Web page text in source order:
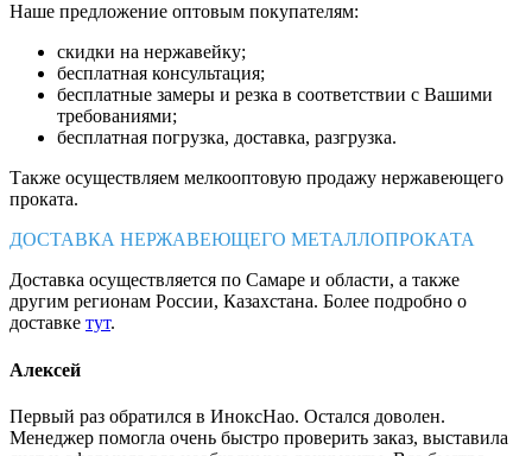
Наше предложение оптовым покупателям:
скидки на нержавейку;
бесплатная консультация;
бесплатные замеры и резка в соответствии с Вашими
требованиями;
бесплатная погрузка, доставка, разгрузка.
Также осуществляем мелкооптовую продажу нержавеющего
проката.
ДОСТАВКА НЕРЖАВЕЮЩЕГО МЕТАЛЛОПРОКАТА
Доставка осуществляется по Самаре и области, а также
другим регионам России, Казахстана. Более подробно о
доставке тут.
Алексей
Первый раз обратился в ИноксНао. Остался доволен.
Менеджер помогла очень быстро проверить заказ, выставила